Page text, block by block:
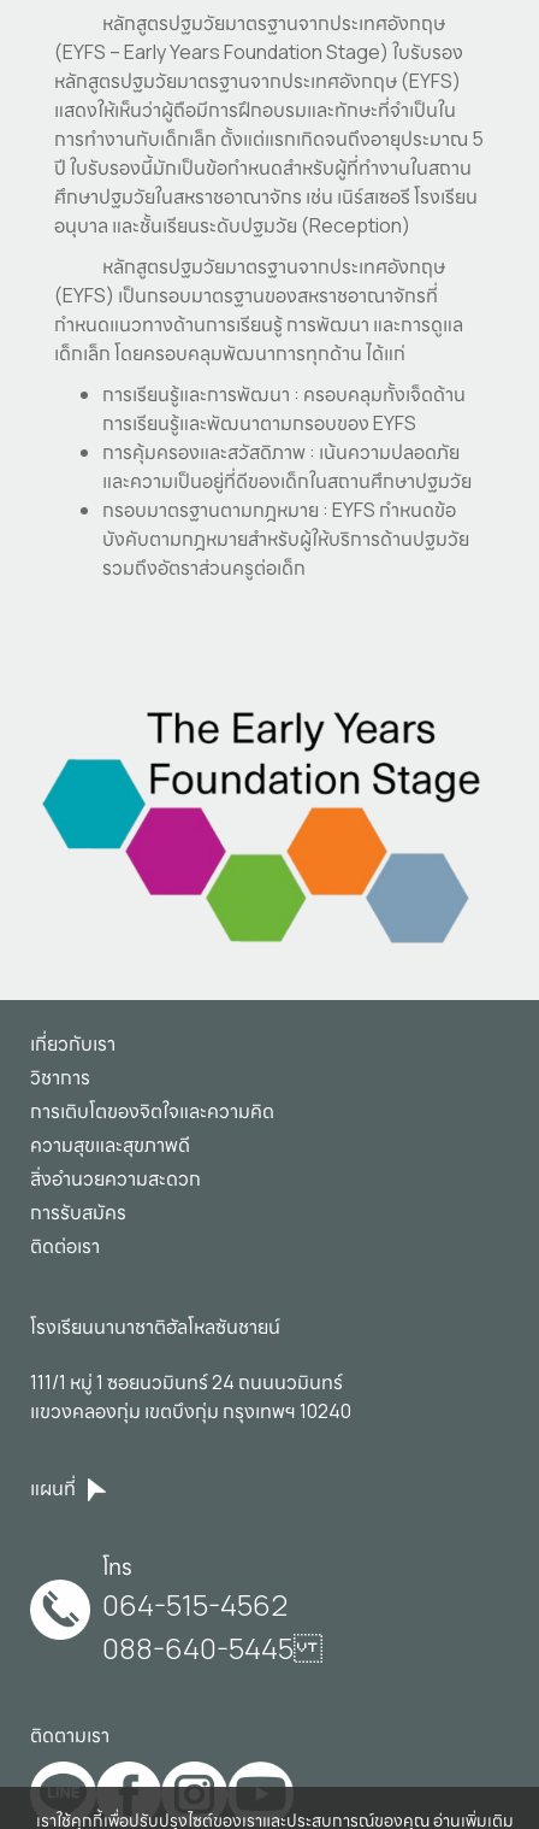
หลักสูตรปฐมวัยมาตรฐานจากประเทศอังกฤษ
(EYFS – Early Years Foundation Stage) ใบรับรอง
หลักสูตรปฐมวัยมาตรฐานจากประเทศอังกฤษ (EYFS)
แสดงให้เห็นว่าผู้ถือมีการฝึกอบรมและทักษะที่จำเป็นใน
การทำงานกับเด็กเล็ก ตั้งแต่แรกเกิดจนถึงอายุประมาณ 5
ปี ใบรับรองนี้มักเป็นข้อกำหนดสำหรับผู้ที่ทำงานในสถาน
ศึกษาปฐมวัยในสหราชอาณาจักร เช่น เนิร์สเซอรี โรงเรียน
อนุบาล และชั้นเรียนระดับปฐมวัย (Reception)
หลักสูตรปฐมวัยมาตรฐานจากประเทศอังกฤษ
(EYFS) เป็นกรอบมาตรฐานของสหราชอาณาจักรที่
กำหนดแนวทางด้านการเรียนรู้ การพัฒนา และการดูแล
เด็กเล็ก โดยครอบคลุมพัฒนาการทุกด้าน ได้แก่
การเรียนรู้และการพัฒนา : ครอบคลุมทั้งเจ็ดด้าน
การเรียนรู้และพัฒนาตามกรอบของ EYFS
การคุ้มครองและสวัสดิภาพ : เน้นความปลอดภัย
และความเป็นอยู่ที่ดีของเด็กในสถานศึกษาปฐมวัย
กรอบมาตรฐานตามกฎหมาย : EYFS กำหนดข้อ
บังคับตามกฎหมายสำหรับผู้ให้บริการด้านปฐมวัย
รวมถึงอัตราส่วนครูต่อเด็ก
เกี่ยวกับเรา
วิชาการ
การเติบโตของจิตใจและความคิด
ความสุขและสุขภาพดี
สิ่งอำนวยความสะดวก
การรับสมัคร
ติดต่อเรา
โรงเรียนนานาชาติฮัลโหลซันชายน์
111/1 หมู่ 1 ซอยนวมินทร์ 24 ถนนนวมินทร์
แขวงคลองกุ่ม เขตบึงกุ่ม กรุงเทพฯ 10240
แผนที่
โทร
064-515-4562
088-640-5445
ติดตามเรา
เราใช้คุกกี้เพื่อปรับปรุงไซต์ของเราและประสบการณ์ของคุณ อ่านเพิ่มเติม